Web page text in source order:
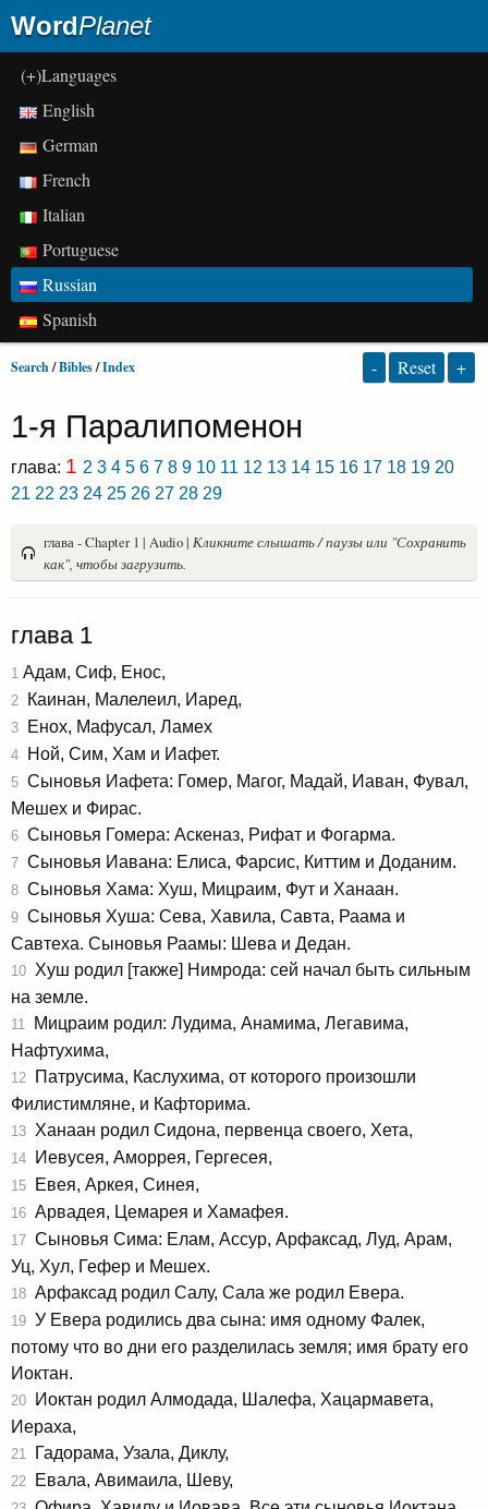
WordPlanet
(+)Languages
English
German
French
Italian
Portuguese
Russian
Spanish
Search/Bibles/Index - Reset +
1-я Паралипоменон
глава: 1 2 3 4 5 6 7 8 9 10 11 12 13 14 15 16 17 18 19 20
21 22 23 24 25 26 27 28 29
глава - Chapter 1 | Audio | Кликните слышать / паузы или "Сохранить
как", чтобы загрузить.
глава 1
1 Адам, Сиф, Енос,
2 Каинан, Малелеил, Иаред,
3 Енох, Мафусал, Ламех
4 Ной, Сим, Хам и Иафет.
5 Сыновья Иафета: Гомер, Магог, Мадай, Иаван, Фувал,
Мешех и Фирас.
6 Сыновья Гомера: Аскеназ, Рифат и Фогарма.
7 Сыновья Иавана: Елиса, Фарсис, Киттим и Доданим.
8 Сыновья Хама: Хуш, Мицраим, Фут и Ханаан.
9 Сыновья Хуша: Сева, Хавила, Савта, Раама и
Савтеха. Сыновья Раамы: Шева и Дедан.
10 Хуш родил [также] Нимрода: сей начал быть сильным
на земле.
11
Мицраим родил: Лудима, Анамима, Легавима,
Нафтухима,
12 Патрусима, Каслухима, от которого произошли
Филистимляне, и Кафторима.
13 Ханаан родил Сидона, первенца своего, Хета,
14 Иевусея, Аморрея, Гергесея,
15 Евея, Аркея, Синея,
16 Арвадея, Цемарея и Хамафея.
17 Сыновья Сима: Елам, Ассур, Арфаксад, Луд, Арам,
Уц, Хул, Гефер и Мешех.
18 Арфаксад родил Салу, Сала же родил Евера.
19 У Евера родились два сына: имя одному Фалек,
потому что во дни его разделилась земля; имя брату его
Иоктан.
20 Иоктан родил Алмодада, Шалефа, Хацармавета,
Иераха,
21 Гадорама, Узала, Диклу,
22 Евала, Авимаила, Шеву,